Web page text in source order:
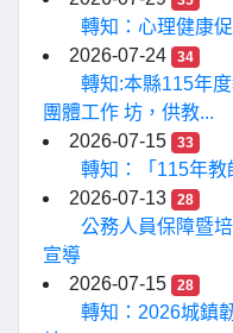
轉知：心理健康
2026-07-24
34
轉知:本縣115年
團體工作 坊，供教...
2026-07-15
33
轉知：「115年教
2026-07-13
28
公務人員保障暨
宣導
2026-07-15
28
轉知：2026城鎮